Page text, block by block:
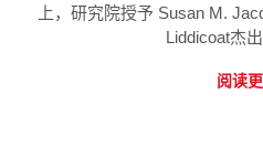
上，研究院授予 Susan M.
Liddicoat杰
阅读